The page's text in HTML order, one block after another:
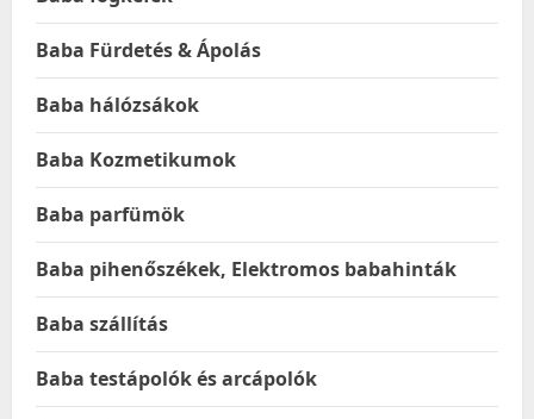
Baba Fürdetés & Ápolás
Baba hálózsákok
Baba Kozmetikumok
Baba parfümök
Baba pihenőszékek, Elektromos babahinták
Baba szállítás
Baba testápolók és arcápolók